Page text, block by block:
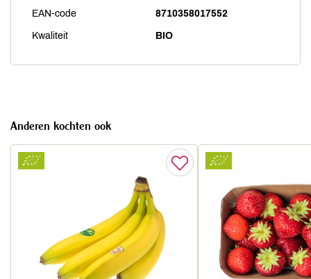
EAN-code 8710358017552
Kwaliteit BIO
Anderen kochten ook